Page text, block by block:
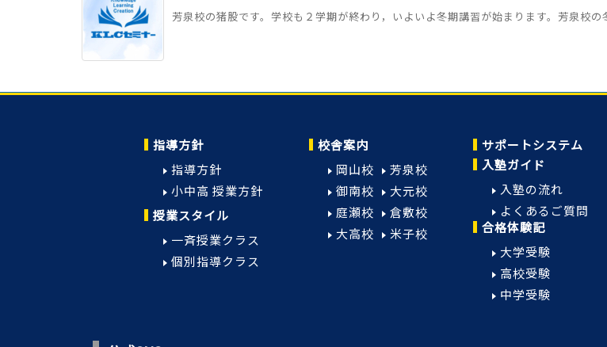
芳泉校の猪股です。学校も２学期が終わり，いよいよ冬期講習が始まります。芳泉校の
指導方針
指導方針
小中高 授業方針
授業スタイル
一斉授業クラス
個別指導クラス
校舎案内
岡山校
芳泉校
御南校
大元校
庭瀬校
倉敷校
大高校
米子校
サポートシステム
入塾ガイド
入塾の流れ
よくあるご質問
合格体験記
大学受験
高校受験
中学受験